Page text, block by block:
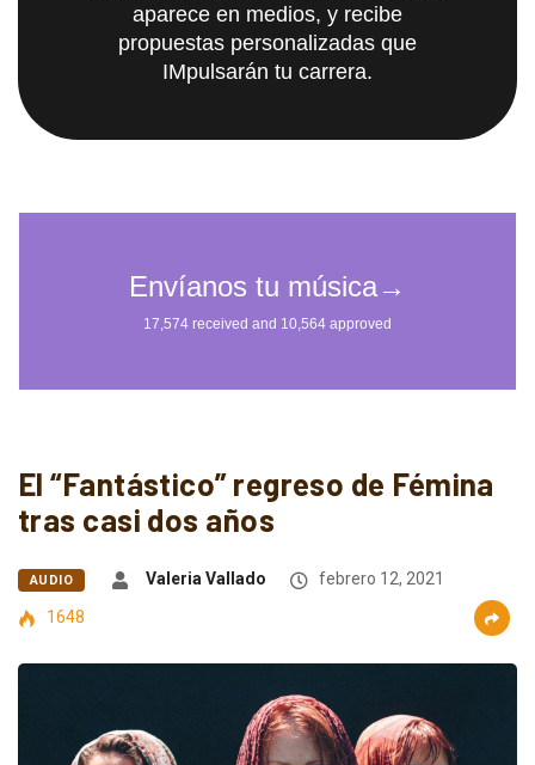
aparece en medios, y recibe
propuestas personalizadas que
IMpulsarán tu carrera.
El “Fantástico” regreso de Fémina
tras casi dos años
AUDIO Valeria Vallado
febrero 12, 2021
1648